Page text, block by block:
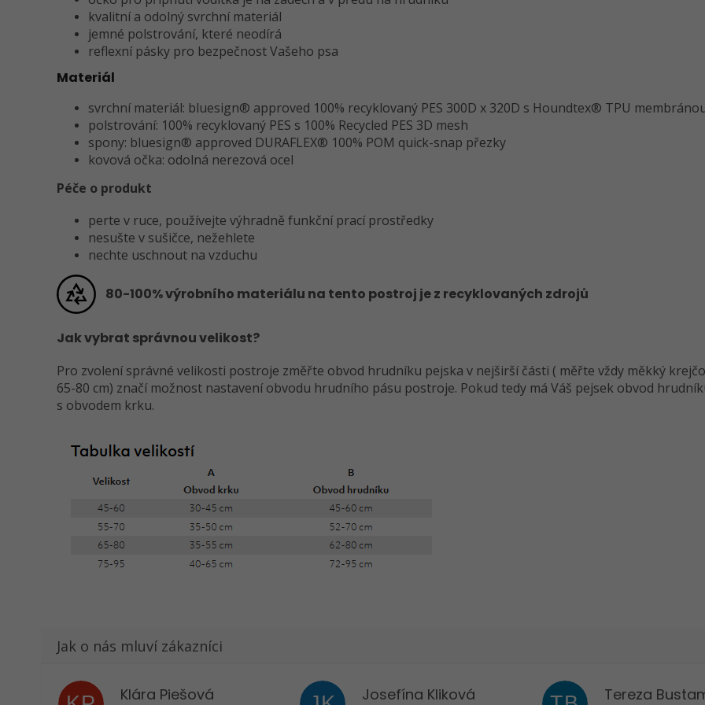
kvalitní a odolný svrchní materiál
jemné polstrování, které neodírá
reflexní pásky pro bezpečnost Vašeho psa
Materiál
svrchní materiál: bluesign® approved 100% recyklovaný PES 300D x 320D s Houndtex® TPU
polstrování: 100% recyklovaný PES s 100% Recycled PES 3D mesh
spony: bluesign® approved DURAFLEX® 100% POM quick-snap přezky
kovová očka: odolná nerezová ocel
Péče o produkt
perte v ruce, používejte výhradně funkční prací prostředky
nesušte v sušičce, nežehlete
nechte uschnout na vzduchu
80-100% výrobního materiálu na tento postroj je z recyklovaných zdrojů
Jak vybrat správnou velikost?
Pro zvolení správné velikosti postroje změřte obvod hrudníku pejska v nejširší části ( měřte vždy měkký
65-80 cm) značí možnost nastavení obvodu hrudního pásu postroje. Pokud tedy má Váš pejsek obvod
s obvodem krku.
Klára Piešová Josefína Kliková Tereza